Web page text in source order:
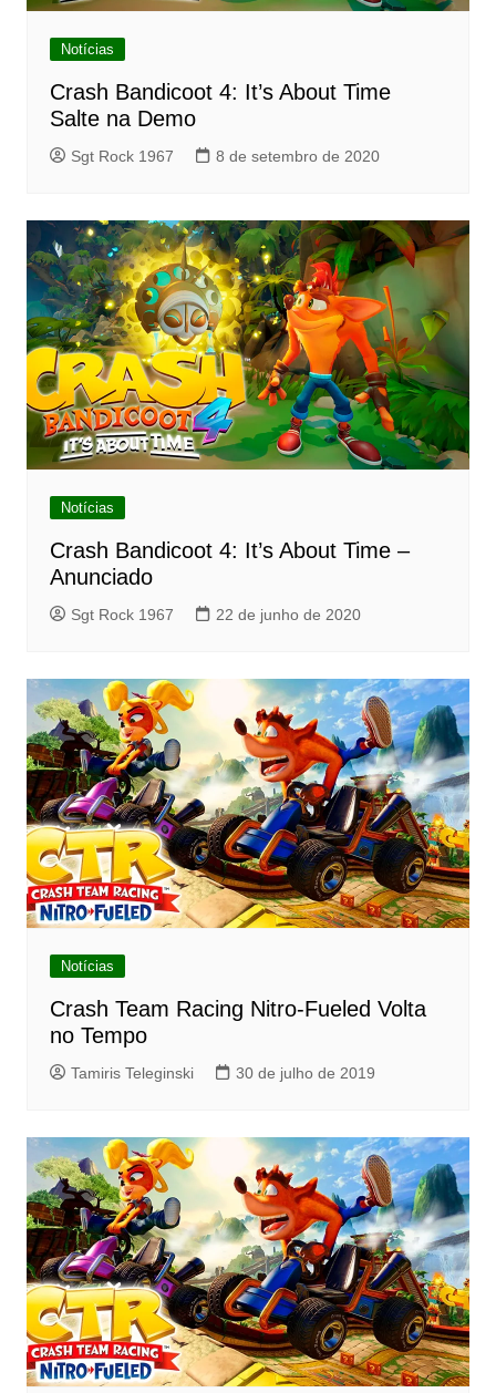
Notícias
Crash Bandicoot 4: It’s About Time
Salte na Demo
Sgt Rock 1967 8 de setembro de 2020
Notícias
Crash Bandicoot 4: It’s About Time –
Anunciado
Sgt Rock 1967 22 de junho de 2020
Notícias
Crash Team Racing Nitro-Fueled Volta
no Tempo
Tamiris Teleginski 30 de julho de 2019